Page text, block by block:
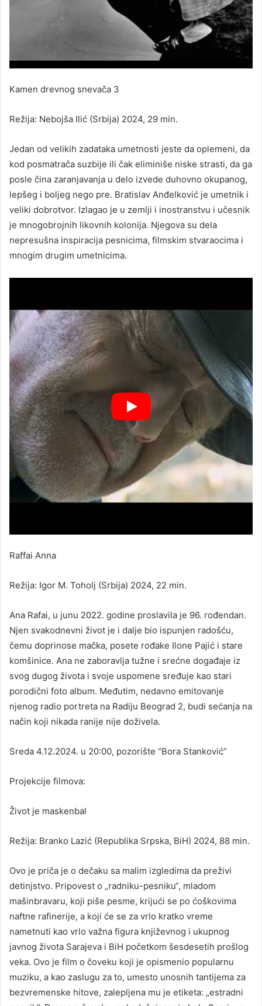
Kamen drevnog snevača 3
Režija: Nebojša Ilić (Srbija) 2024, 29 min.
Jedan od velikih zadataka umetnosti jeste da oplemeni, da
kod posmatrača suzbije ili čak eliminiše niske strasti, da ga
posle čina zaranjavanja u delo izvede duhovno okupanog,
lepšeg i boljeg nego pre. Bratislav Anđelković je umetnik i
veliki dobrotvor. Izlagao je u zemlji i inostranstvu i učesnik
je mnogobrojnih likovnih kolonija. Njegova su dela
nepresušna inspiracija pesnicima, filmskim stvaraocima i
mnogim drugim umetnicima.
Raffai Anna
Režija: Igor M. Toholj (Srbija) 2024, 22 min.
Ana Rafai, u junu 2022. godine proslavila je 96. rođendan.
Njen svakodnevni život je i dalje bio ispunjen radošću,
čemu doprinose mačka, posete rođake Ilone Pajić i stare
komšinice. Ana ne zaboravlja tužne i srećne događaje iz
svog dugog života i svoje uspomene sređuje kao stari
porodični foto album. Međutim, nedavno emitovanje
njenog radio portreta na Radiju Beograd 2, budi sećanja na
način koji nikada ranije nije doživela.
Sreda 4.12.2024. u 20:00, pozorište “Bora Stanković”
Projekcije filmova:
Život je maskenbal
Režija: Branko Lazić (Republika Srpska, BiH) 2024, 88 min.
Ovo je priča je o dečaku sa malim izgledima da preživi
detinjstvo. Pripovest o „radniku-pesniku“, mladom
mašinbravaru, koji piše pesme, krijući se po ćoškovima
naftne rafinerije, a koji će se za vrlo kratko vreme
nametnuti kao vrlo važna figura književnog i ukupnog
javnog života Sarajeva i BiH početkom šesdesetih prošlog
veka. Ovo je film o čoveku koji je opismenio popularnu
muziku, a kao zaslugu za to, umesto unosnih tantijema za
bezvremenske hitove, zalepljena mu je etiketa: „estradni